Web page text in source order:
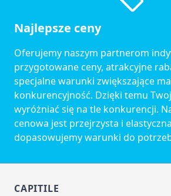
Najlepsze ceny
Oferujemy naszym partnerom
przygotowane ceny, atrakcyjne
specjalne warunki zwiększające
konkurencyjność. Dzięki temu
wyróżniać się na tle konkurencji.
cenowa jest przejrzysta i
dopasowujemy warunki do
CAPITILE